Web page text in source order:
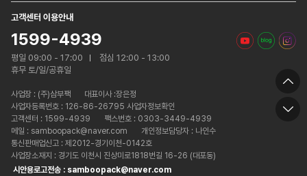
고객센터 이용안내
1599-4939
평일 09:00 - 17:00
점심 12:00 - 13:00
휴무 토/일/공휴일
사업장 : (주)삼부팩
대표이사 :장은정
사업자등록번호 : 126-86-26795 사업자정보확인
고객센터 : 1599-4939
팩스번호 : 0303-3449-4939
메일 : samboopack@naver.com
개인정보담당자 : 나인수
통신판매업신고 : 제2012-경기이천-0142호
사업장소재지 : 경기도 이천시 진상미로1818번길 16-26 (대포동)
시안용로고전송 : samboopack@naver.com